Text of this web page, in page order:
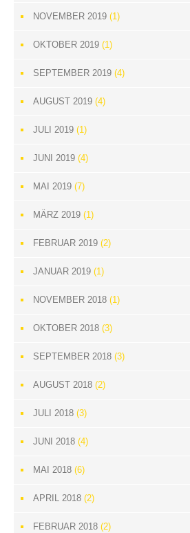
NOVEMBER 2019 (1)
OKTOBER 2019 (1)
SEPTEMBER 2019 (4)
AUGUST 2019 (4)
JULI 2019 (1)
JUNI 2019 (4)
MAI 2019 (7)
MÄRZ 2019 (1)
FEBRUAR 2019 (2)
JANUAR 2019 (1)
NOVEMBER 2018 (1)
OKTOBER 2018 (3)
SEPTEMBER 2018 (3)
AUGUST 2018 (2)
JULI 2018 (3)
JUNI 2018 (4)
MAI 2018 (6)
APRIL 2018 (2)
FEBRUAR 2018 (2)